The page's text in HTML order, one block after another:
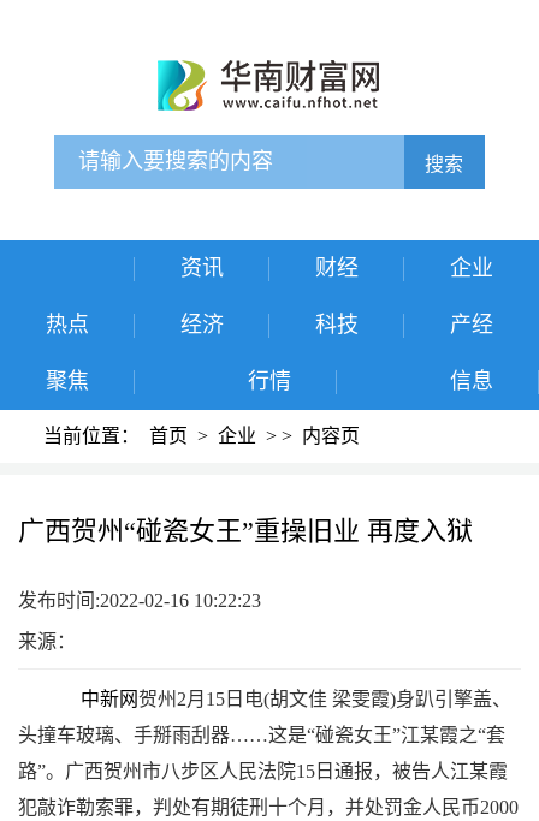
搜索
资讯 财经 企业
热点 经济 科技 产经
聚焦 行情 信息
当前位置： 首页 > 企业 > > 内容页
广西贺州“碰瓷女王”重操旧业 再度入狱
发布时间:2022-02-16 10:22:23
来源：
中新网贺州2月15日电(胡文佳 梁雯霞)身趴引擎盖、
头撞车玻璃、手掰雨刮器……这是“碰瓷女王”江某霞之“套
路”。广西贺州市八步区人民法院15日通报，被告人江某霞
犯敲诈勒索罪，判处有期徒刑十个月，并处罚金人民币2000